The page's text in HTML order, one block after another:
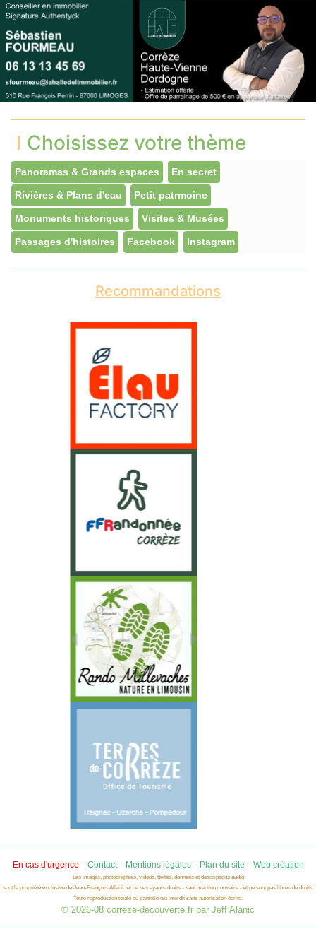
Choisissez votre thème
Panoramas & Grands espaces En secret
Rivières & Plans d'eau Petit patrmoine
Monuments historiques Visites & Musées
Passages d'histoires Facebook Instagram
Recommandations
En cas d'urgence - Contact- Mentions légales- Plan du site - Web création
Les images, photographies, vidéos, textes, données et descriptions audio
sont la propriété exclusive de Jean-François Allanic et de ses ayants-droits - sauf mention contraire - et ne sont pas libres de droits.
Toute reproduction totale ou partielle est interdit sans autorisation écrite.
© 2026-08 correze-decouverte.fr par Jeff Alanic